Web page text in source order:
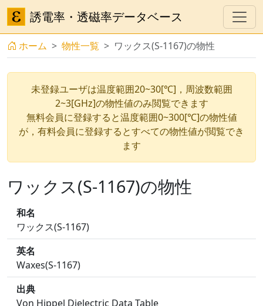
誘電率・透磁率データベース
ホーム 物性一覧 ワックス(S-1167)の物性
未登録ユーザは温度範囲20~30[℃]，周波数範囲
2~3[GHz]の物性値のみ閲覧できます
無料会員に登録すると温度範囲0~300[℃]の物性値
が，有料会員に登録するとすべての物性値が閲覧でき
ます
ワックス(S-1167)の物性
和名
ワックス(S-1167)
英名
Waxes(S-1167)
出典
Von Hippel Dielectric Data Table